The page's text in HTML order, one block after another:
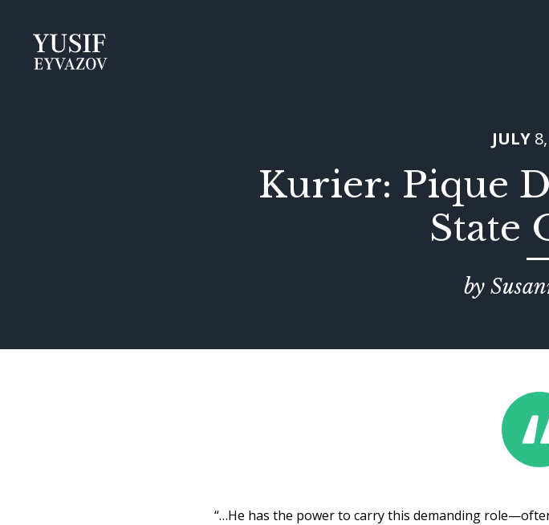
JULY
Kurier: Pique
State
by
“…He has the power to carry this demanding